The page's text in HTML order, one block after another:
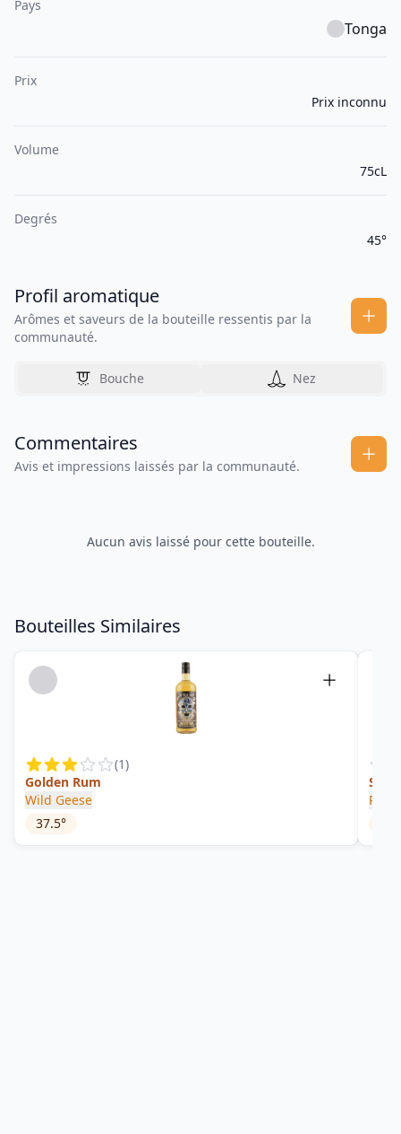
Pays
Tonga
Prix
Prix inconnu
Volume
75cL
Degrés
45°
Profil aromatique
Arômes et saveurs de la bouteille ressentis par la
communauté.
Bouche Nez
Commentaires
Avis et impressions laissés par la communauté.
Aucun avis laissé pour cette bouteille.
Bouteilles Similaires
(1)
Golden Rum
Wild Geese
37.5°